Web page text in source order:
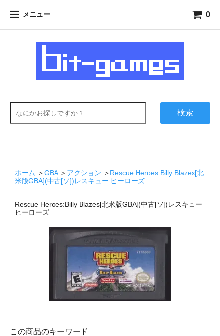
メニュー 0
検索
ホーム ＞GBA ＞ アクション ＞ Rescue Heroes:Billy Blazes[北
米版GBA](中古[ソ])レスキュー ヒーローズ
Rescue Heroes:Billy Blazes[北米版GBA](中古[ソ])レスキュー
ヒーローズ
この商品のキーワード